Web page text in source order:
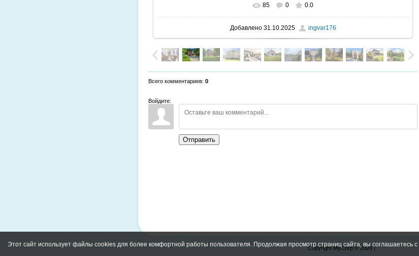
В реальном размере 1600x1067
85 0 0.0
Добавлено31.10.2025 ingvar176
Всего комментариев: 0
Войдите:
Отправить
Copyright MyCorp © 2026|
Этот сайт использует файлы cookies для более комфортной работы пользователя. Продолжая просмотр страниц сайта, вы соглашаетесь с